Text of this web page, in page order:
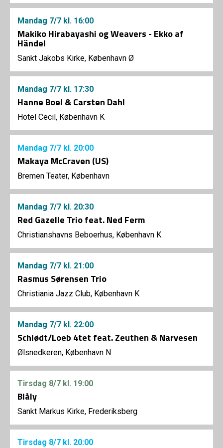
Mandag 7/7 kl. 16:00
Makiko Hirabayashi og Weavers - Ekko af
Händel
Sankt Jakobs Kirke, København Ø
Mandag 7/7 kl. 17:30
Hanne Boel & Carsten Dahl
Hotel Cecil, København K
Mandag 7/7 kl. 20:00
Makaya McCraven (US)
Bremen Teater, København
Mandag 7/7 kl. 20:30
Red Gazelle Trio feat. Ned Ferm
Christianshavns Beboerhus, København K
Mandag 7/7 kl. 21:00
Rasmus Sørensen Trio
Christiania Jazz Club, København K
Mandag 7/7 kl. 22:00
Schiødt/Loeb 4tet feat. Zeuthen & Narvesen
Ølsnedkeren, København N
Tirsdag 8/7 kl. 19:00
Blåly
Sankt Markus Kirke, Frederiksberg
Tirsdag 8/7 kl. 20:00